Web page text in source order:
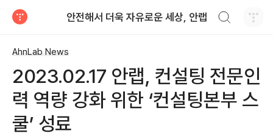
안전해서 더욱 자유로운 세상, 안랩
AhnLab News
2023.02.17 안랩, 컨설팅 전문인
력 역량 강화 위한 ‘컨설팅본부 스
쿨’ 성료